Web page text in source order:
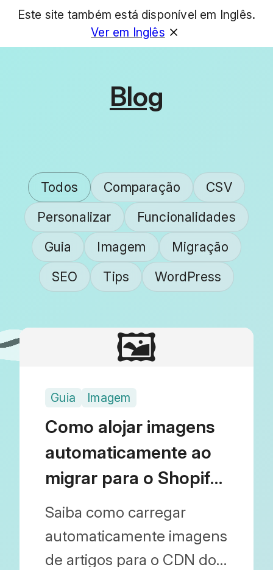
GET
Blog
Todos Comparação
CSV
Personalizar
Funcionalidades
Guia
Imagem
Migração
SEO
Tips WordPress
🖼️
Guia Imagem
Como alojar imagens
automaticamente ao
migrar para o Shopify
| Simplifique a sua
mudança do
WordPress
Saiba como carregar
automaticamente imagens
de artigos para o CDN do
Este site também está disponível em Inglês.
Ver em Inglês